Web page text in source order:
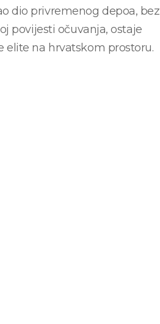
dio privremenog depoa, bez
povijesti očuvanja, ostaje
na hrvatskom prostoru.